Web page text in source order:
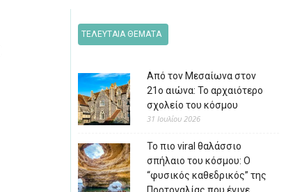
ΤΕΛΕΥΤΑΙΑ ΘΕΜΑΤΑ
Από τον Μεσαίωνα στον
21ο αιώνα: Το αρχαιότερο
σχολείο του κόσμου
31 Ιουλίου 2026
Το πιο viral θαλάσσιο
σπήλαιο του κόσμου: Ο
“φυσικός καθεδρικός” της